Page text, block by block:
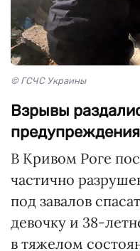
© ГСЧС Украины
Взрывы
В Кривом Роге
частично
под завалов
девочку и 38-
в тяжелом